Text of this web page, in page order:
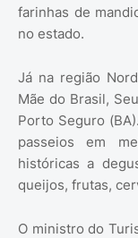
farinhas de
no estado.
Já na região
Mãe do Brasil,
Porto Seguro
passeios em
históricas a
queijos, frutas,
O ministro do